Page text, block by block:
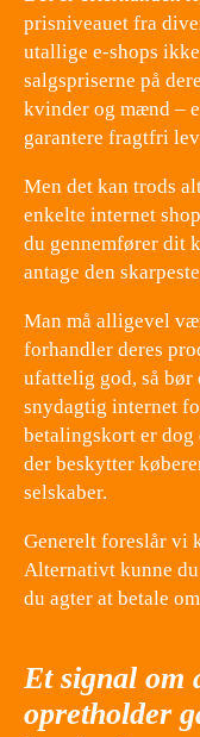
prisniveauet fra
utallige e-shops
salgspriserne på
kvinder og mænd –
garantere fragtfri
Men det kan trods
enkelte internet
du gennemfører dit
antage den
Man må alligevel
forhandler deres
ufattelig god, så bør
snydagtig internet
betalingskort er
der beskytter
selskaber.
Generelt foreslår vi
Alternativt kunne
du agter at betale
Et signal om
opretholder